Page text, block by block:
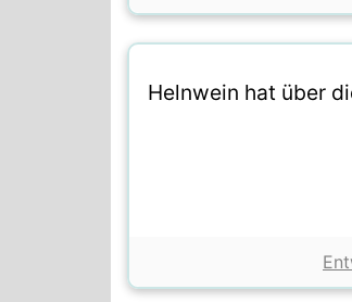
Helnwein hat über